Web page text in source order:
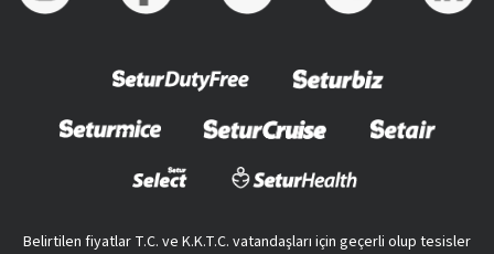
Belirtilen fiyatlar T.C. ve K.K.T.C. vatandaşları için geçerli olup tesisler